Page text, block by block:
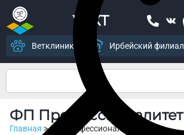
УСХТ
Ветклиника Ирбейский филиал
ФП Профессионалитет
Главная >ФП Профессионалитет